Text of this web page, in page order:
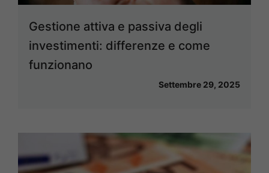
Gestione attiva e passiva degli
investimenti: differenze e come
funzionano
Settembre 29, 2025